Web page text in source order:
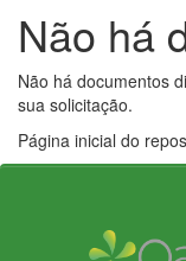
Não há
Não há documentos
sua solicitação.
Página inicial do